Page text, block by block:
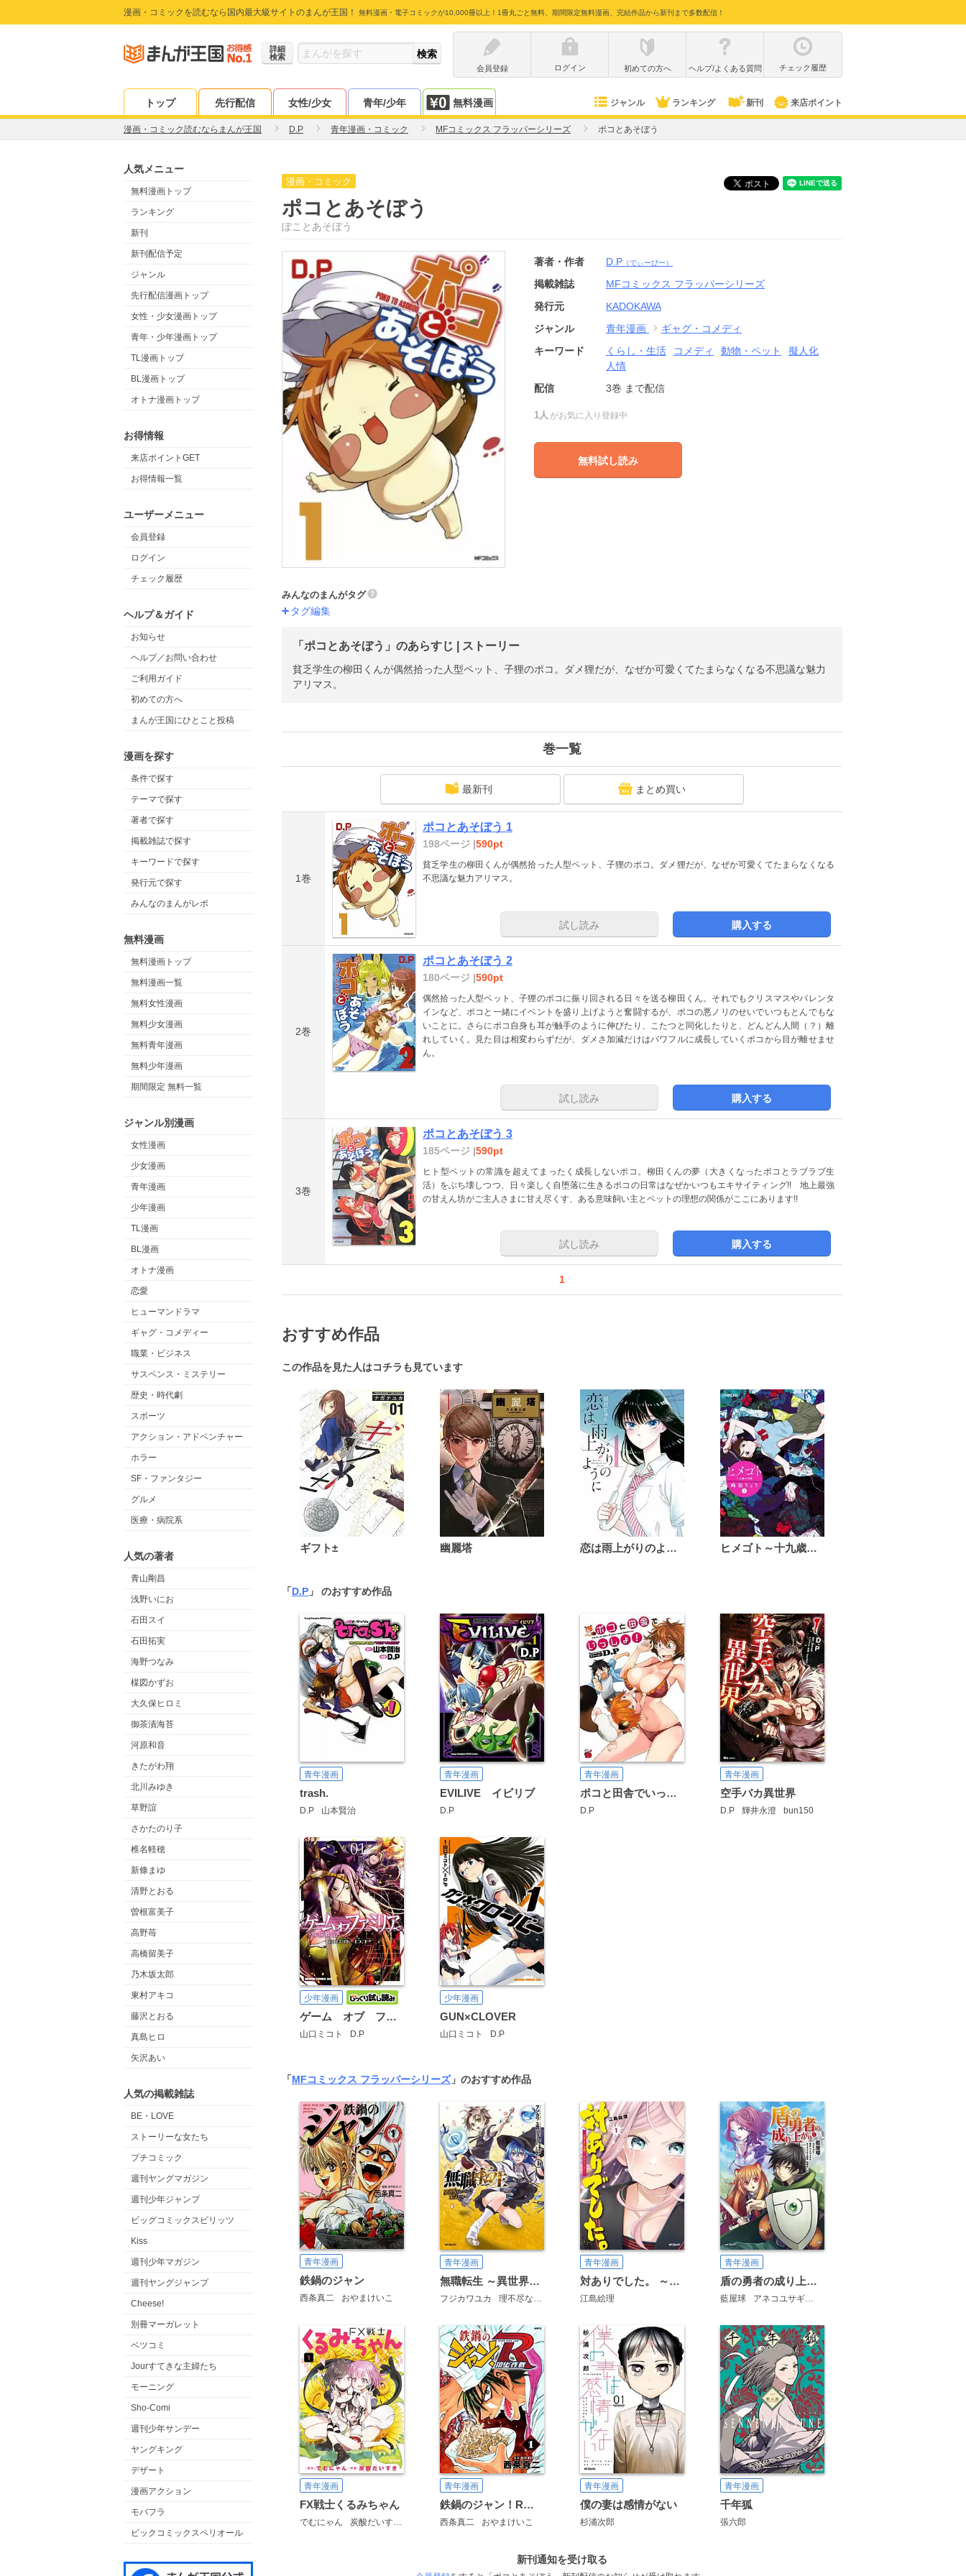
漫画・コミックを読むなら国内最大級サイトのまんが王国！ 無料漫画・電子コミックが10,000冊以上！1冊丸ごと無料、期間限定無料漫画、完結作品から新刊まで多数配信！
詳細
検索
会員登録
ログイン 初めての方へ ヘルプ/よくある質問 チェック履歴
トップ 先行配信 女性/少女 青年/少年 無料漫画 ジャンル ランキング 新刊 来店ポイント
漫画・コミック読むならまんが王国 D.P 青年漫画・コミック MFコミックス フラッパーシリーズ ポコとあそぼう
人気メニュー
無料漫画トップ
ランキング
新刊
新刊配信予定
ジャンル
先行配信漫画トップ
女性・少女漫画トップ
青年・少年漫画トップ
TL漫画トップ
BL漫画トップ
オトナ漫画トップ
お得情報
来店ポイントGET
お得情報一覧
ユーザーメニュー
会員登録
ログイン
チェック履歴
ヘルプ＆ガイド
お知らせ
ヘルプ／お問い合わせ
ご利用ガイド
初めての方へ
まんが王国にひとこと投稿
漫画を探す
条件で探す
テーマで探す
著者で探す
掲載雑誌で探す
キーワードで探す
発行元で探す
みんなのまんがレポ
無料漫画
無料漫画トップ
無料漫画一覧
無料女性漫画
無料少女漫画
無料青年漫画
無料少年漫画
期間限定 無料一覧
ジャンル別漫画
女性漫画
少女漫画
青年漫画
少年漫画
TL漫画
BL漫画
オトナ漫画
恋愛
ヒューマンドラマ
ギャグ・コメディー
職業・ビジネス
サスペンス・ミステリー
歴史・時代劇
スポーツ
アクション・アドベンチャー
ホラー
SF・ファンタジー
グルメ
医療・病院系
人気の著者
青山剛昌
浅野いにお
石田スイ
石田拓実
海野つなみ
楳図かずお
大久保ヒロミ
御茶漬海苔
河原和音
きたがわ翔
北川みゆき
草野誼
さかたのり子
椎名軽穂
新條まゆ
清野とおる
曽根富美子
高野苺
高橋留美子
乃木坂太郎
東村アキコ
藤沢とおる
真島ヒロ
矢沢あい
人気の掲載雑誌
BE・LOVE
ストーリーな女たち
プチコミック
週刊ヤングマガジン
週刊少年ジャンプ
ビッグコミックスピリッツ
Kiss
週刊少年マガジン
週刊ヤングジャンプ
Cheese!
別冊マーガレット
ベツコミ
Jourすてきな主婦たち
モーニング
Sho-Comi
週刊少年サンデー
ヤングキング
デザート
漫画アクション
モバフラ
ビックコミックスペリオール
漫画・コミック
ポコとあそぼう
ぽことあそぼう
著者・作者 D.P （でぃーぴー）
掲載雑誌
MFコミックス フラッパーシリーズ
発行元
KADOKAWA
ジャンル
青年漫画
ギャグ・コメディ
キーワード
くらし・生活 コメディ 動物・ペット
擬人化
人情
配信
3巻 まで配信
1人 がお気に入り登録中
無料試し読み
みんなのまんがタグ
タグ編集
「ポコとあそぼう」のあらすじ | ストーリー
貧乏学生の柳田くんが偶然拾った人型ペット、子狸のポコ。ダメ狸だが、なぜか可愛くてたまらなくなる不思議な魅力
アリマス。
巻一覧
最新刊 まとめ買い
1巻
ポコとあそぼう 1
198ページ |590pt
貧乏学生の柳田くんが偶然拾った人型ペット、子狸のポコ。ダメ狸だが、なぜか可愛くてたまらなくなる
不思議な魅力アリマス。
試し読み 購入する
2巻
ポコとあそぼう 2
180ページ |590pt
偶然拾った人型ペット、子狸のポコに振り回される日々を送る柳田くん。それでもクリスマスやバレンタ
インなど、ポコと一緒にイベントを盛り上げようと奮闘するが、ポコの悪ノリのせいでいつもとんでもな
いことに。さらにポコ自身も耳が触手のように伸びたり、こたつと同化したりと、どんどん人間（？）離
れしていく。見た目は相変わらずだが、ダメさ加減だけはパワフルに成長していくポコから目が離せませ
ん。
試し読み 購入する
3巻
ポコとあそぼう 3
185ページ |590pt
ヒト型ペットの常識を超えてまったく成長しないポコ。柳田くんの夢（大きくなったポコとラブラブ生
活）をぶち壊しつつ、日々楽しく自堕落に生きるポコの日常はなぜかいつもエキサイティング!! 地上最強
の甘えん坊がご主人さまに甘え尽くす、ある意味飼い主とペットの理想の関係がここにあります!!
試し読み 購入する
1
おすすめ作品
この作品を見た人はコチラも見ています
ギフト± 幽麗塔 恋は雨上がりのように ヒメゴト～十九歳の制服～
「D.P 」 のおすすめ作品
青年漫画
trash.
D.P 山本賢治
青年漫画
EVILIVE イビリブ
D.P
青年漫画
ポコと田舎でいっしょ！
D.P
青年漫画
空手バカ異世界
D.P 輝井永澄 bun150
少年漫画
ゲーム オブ ファミリア-家族戦記-
山口ミコト D.P
少年漫画
GUN×CLOVER
山口ミコト D.P
「MFコミックス フラッパーシリーズ」のおすすめ作品
青年漫画
鉄鍋のジャン
西条真二 おやまけいこ
青年漫画
無職転生 ～異世界行ったら本気だす～
フジカワユカ 理不尽な孫の手 シロタカ
青年漫画
対ありでした。 ～お嬢さまは格闘ゲームなんてしない～
江島絵理
青年漫画
盾の勇者の成り上がり
藍屋球 アネコユサギ 弥南せいら
青年漫画
FX戦士くるみちゃん
でむにゃん 炭酸だいすき
青年漫画
鉄鍋のジャン！R 頂上作戦
西条真二 おやまけいこ
青年漫画
僕の妻は感情がない
杉浦次郎
青年漫画
千年狐
張六郎
新刊通知を受け取る